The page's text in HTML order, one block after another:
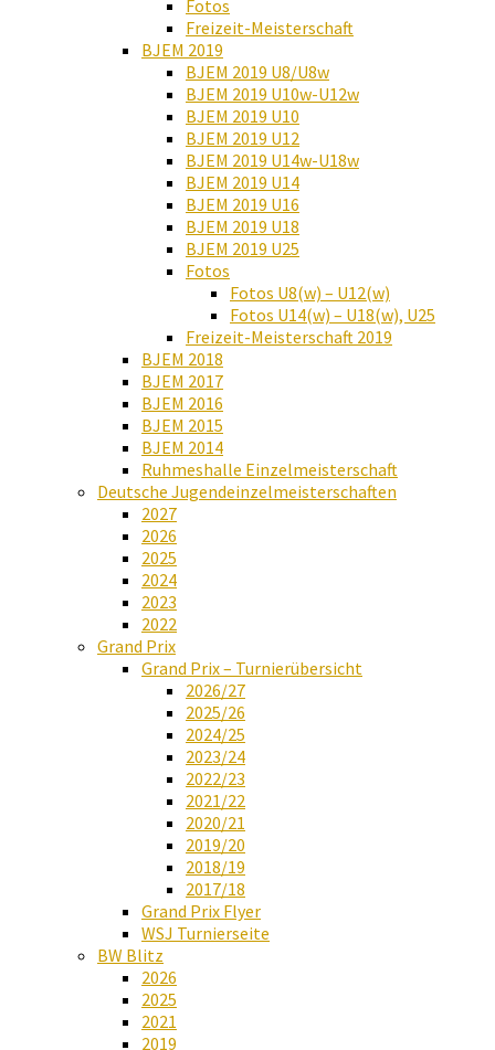
Fotos
Freizeit-Meisterschaft
BJEM 2019
BJEM 2019 U8/U8w
BJEM 2019 U10w-U12w
BJEM 2019 U10
BJEM 2019 U12
BJEM 2019 U14w-U18w
BJEM 2019 U14
BJEM 2019 U16
BJEM 2019 U18
BJEM 2019 U25
Fotos
Fotos U8(w) – U12(w)
Fotos U14(w) – U18(w), U25
Freizeit-Meisterschaft 2019
BJEM 2018
BJEM 2017
BJEM 2016
BJEM 2015
BJEM 2014
Ruhmeshalle Einzelmeisterschaft
Deutsche Jugendeinzelmeisterschaften
2027
2026
2025
2024
2023
2022
Grand Prix
Grand Prix – Turnierübersicht
2026/27
2025/26
2024/25
2023/24
2022/23
2021/22
2020/21
2019/20
2018/19
2017/18
Grand Prix Flyer
WSJ Turnierseite
BW Blitz
2026
2025
2021
2019